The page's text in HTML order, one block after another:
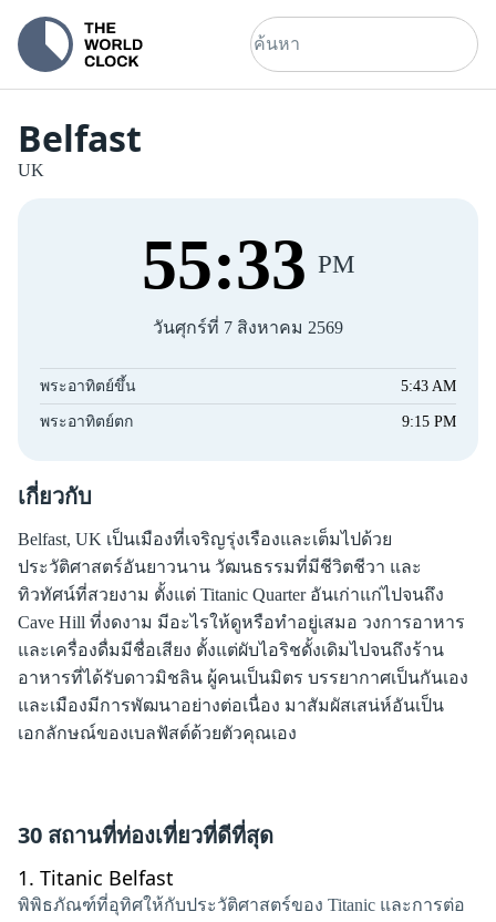
Belfast
UK
55:34 PM
วันศุกร์ที่ 7 สิงหาคม 2569
พระอาทิตย์ขึ้น 5:43 AM
พระอาทิตย์ตก 9:15 PM
เกี่ยวกับ
Belfast, UK เป็นเมืองที่เจริญรุ่งเรืองและเต็มไปด้วย
ประวัติศาสตร์อันยาวนาน วัฒนธรรมที่มีชีวิตชีวา และ
ทิวทัศน์ที่สวยงาม ตั้งแต่ Titanic Quarter อันเก่าแก่ไปจนถึง
Cave Hill ที่งดงาม มีอะไรให้ดูหรือทำอยู่เสมอ วงการอาหาร
และเครื่องดื่มมีชื่อเสียง ตั้งแต่ผับไอริชดั้งเดิมไปจนถึงร้าน
อาหารที่ได้รับดาวมิชลิน ผู้คนเป็นมิตร บรรยากาศเป็นกันเอง
และเมืองมีการพัฒนาอย่างต่อเนื่อง มาสัมผัสเสน่ห์อันเป็น
เอกลักษณ์ของเบลฟัสต์ด้วยตัวคุณเอง
30 สถานที่ท่องเที่ยวที่ดีที่สุด
1. Titanic Belfast
พิพิธภัณฑ์ที่อุทิศให้กับประวัติศาสตร์ของ Titanic และการต่อ